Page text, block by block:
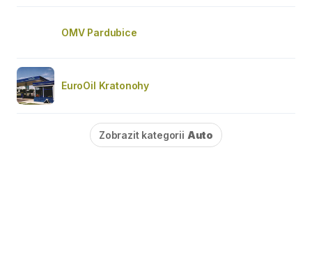
OMV Pardubice
EuroOil Kratonohy
Zobrazit kategorii Auto